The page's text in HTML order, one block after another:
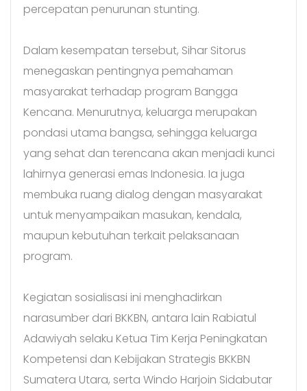
percepatan penurunan stunting.
Dalam kesempatan tersebut, Sihar Sitorus
menegaskan pentingnya pemahaman
masyarakat terhadap program Bangga
Kencana. Menurutnya, keluarga merupakan
pondasi utama bangsa, sehingga keluarga
yang sehat dan terencana akan menjadi kunci
lahirnya generasi emas Indonesia. Ia juga
membuka ruang dialog dengan masyarakat
untuk menyampaikan masukan, kendala,
maupun kebutuhan terkait pelaksanaan
program.
Kegiatan sosialisasi ini menghadirkan
narasumber dari BKKBN, antara lain Rabiatul
Adawiyah selaku Ketua Tim Kerja Peningkatan
Kompetensi dan Kebijakan Strategis BKKBN
Sumatera Utara, serta Windo Harjoin Sidabutar